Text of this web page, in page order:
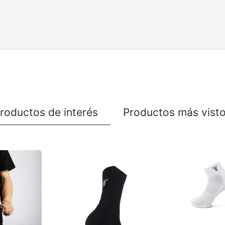
de interés Productos más